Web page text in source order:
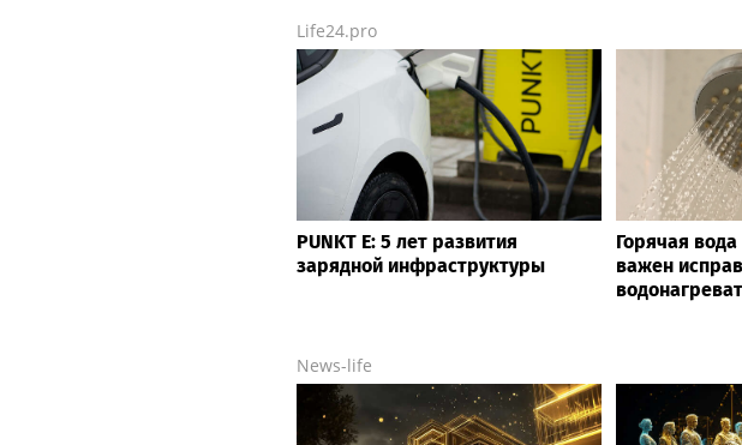
Life24.pro
PUNKT E: 5 лет развития
зарядной инфраструктуры
Горячая
важен
News-life